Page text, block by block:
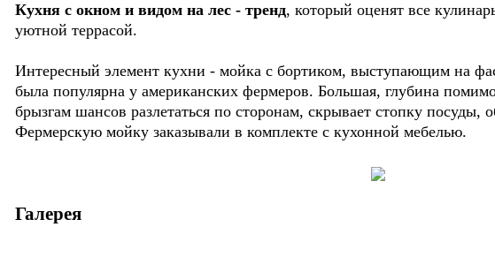
Кухня с окном и видом на лес - тренд, который оценят все
уютной террасой.
Интересный элемент кухни - мойка с бортиком, выступающим на
была популярна у американских фермеров. Большая, глубина
брызгам шансов разлетаться по сторонам, скрывает стопку посуды,
Фермерскую мойку заказывали в комплекте с кухонной мебелью.
Галерея